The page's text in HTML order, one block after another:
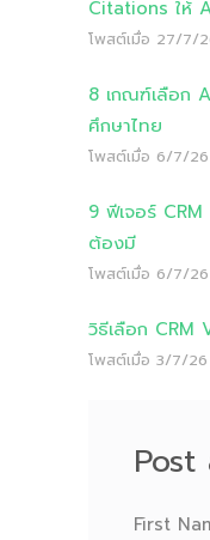
Citations ให้
โพสต์เมื่อ 27/7/
8 เกณฑ์เลือก
ศึกษาไทย
โพสต์เมื่อ 6/7/26
9 ฟีเจอร์
ต้องมี
โพสต์เมื่อ 6/7/26
วิธีเลือก CRM
โพสต์เมื่อ 3/7/26
First